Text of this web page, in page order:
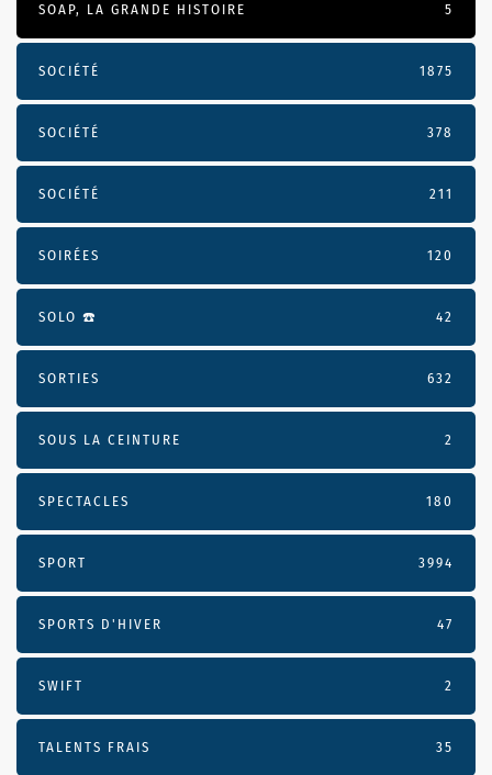
SOAP, LA GRANDE HISTOIRE 5
SOCIÉTÉ 1875
SOCIÉTÉ 378
SOCIÉTÉ 211
SOIRÉES 120
SOLO ☎️ 42
SORTIES 632
SOUS LA CEINTURE 2
SPECTACLES 180
SPORT 3994
SPORTS D'HIVER 47
SWIFT 2
TALENTS FRAIS 35